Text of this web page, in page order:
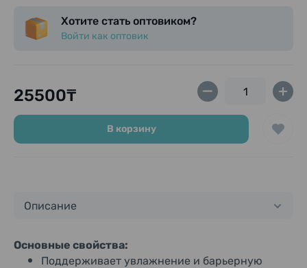
Хотите стать оптовиком?
Войти как оптовик
25500₸
В корзину
Описание
Основные свойства:
Поддерживает увлажнение и барьерную